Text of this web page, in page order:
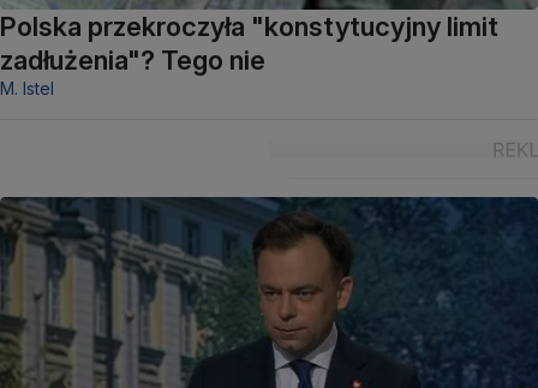
Polska przekroczyła "konstytucyjny limit
zadłużenia"? Tego nie
M. Istel